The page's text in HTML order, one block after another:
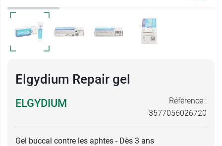
Elgydium Repair gel
ELGYDIUM
Référence :
3577056026720
Gel buccal contre les aphtes - Dès 3 ans